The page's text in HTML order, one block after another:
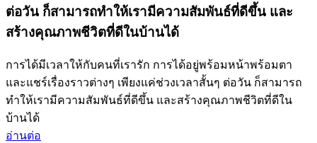
ต่อวัน ก็สามารถทำให้เรามีความสัมพันธ์ที่ดีขึ้น และ
สร้างคุณภาพชีวิตที่ดีในบ้านได้
การได้มีเวลาให้กับคนที่เรารัก การได้อยู่พร้อมหน้าพร้อมตา
และแชร์เรื่องราวต่างๆ เพียงแค่ช่วงเวลาสั้นๆ ต่อวัน ก็สามารถ
ทำให้เรามีความสัมพันธ์ที่ดีขึ้น และสร้างคุณภาพชีวิตที่ดีใน
บ้านได้
อ่านต่อ